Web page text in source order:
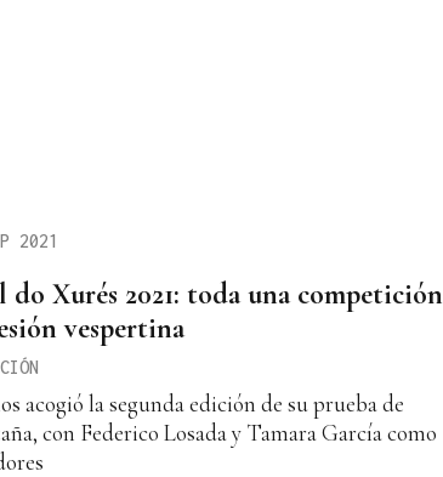
2021
do Xurés 2021: toda una competición
vespertina
acogió la segunda edición de su prueba de
con Federico Losada y Tamara García como